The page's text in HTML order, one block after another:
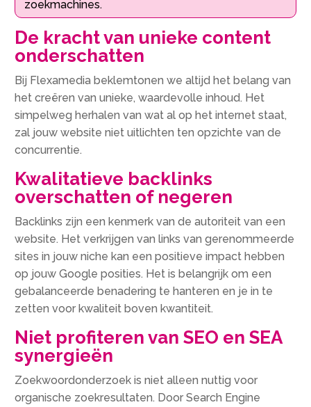
zoekmachines.​
De kracht van unieke content
onderschatten
Bij Flexamedia beklemtonen we altijd het belang van
het creëren van unieke, waardevolle inhoud.​ Het
simpelweg herhalen van wat al op het internet staat,
zal jouw website niet uitlichten ten opzichte van de
concurrentie.​
Kwalitatieve backlinks
overschatten of negeren
Backlinks zijn een kenmerk van de autoriteit van een
website.​ Het verkrijgen van links van gerenommeerde
sites in jouw niche kan een positieve impact hebben
op jouw Google posities.​ Het is belangrijk om een
gebalanceerde benadering te hanteren en je in te
zetten voor kwaliteit boven kwantiteit.​
Niet profiteren van SEO en SEA
synergieën
Zoekwoordonderzoek is niet alleen nuttig voor
organische zoekresultaten.​ Door Search Engine